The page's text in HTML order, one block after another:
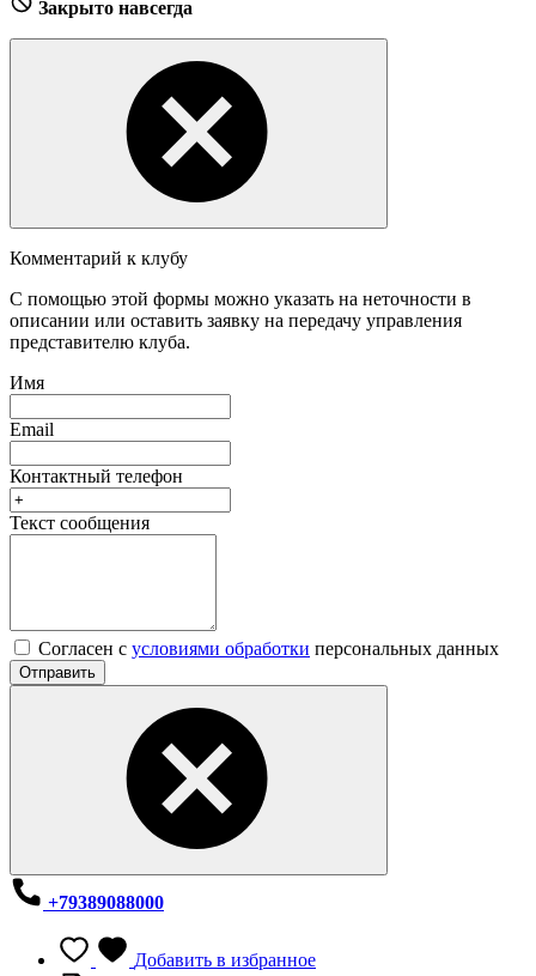
Закрыто навсегда
Комментарий к клубу
С помощью этой формы можно указать на неточности в
описании или оставить заявку на передачу управления
представителю клуба.
Имя
Email
Контактный телефон
Текст сообщения
Согласен с условиями обработки персональных данных
Отправить
+79389088000
Добавить в избранное